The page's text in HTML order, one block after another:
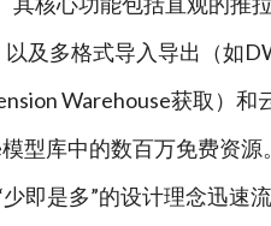
及多格式导入导出（如
Warehouse获取）和
型库中的数百万免费资源。
即是多”的设计理念迅速